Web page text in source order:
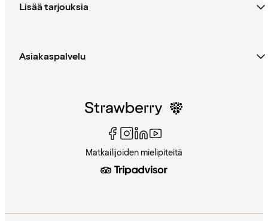
Lisää tarjouksia
Asiakaspalvelu
Matkailijoiden mielipiteitä